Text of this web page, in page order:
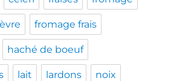
fromage frais
haché de boeuf
lait lardons noix